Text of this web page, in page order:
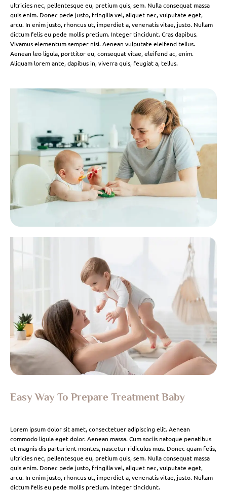
ultricies nec, pellentesque eu, pretium quis, sem. Nulla consequat massa
quis enim. Donec pede justo, fringilla vel, aliquet nec, vulputate eget,
arcu. In enim justo, rhoncus ut, imperdiet a, venenatis vitae, justo. Nullam
dictum felis eu pede mollis pretium. Integer tincidunt. Cras dapibus.
Vivamus elementum semper nisi. Aenean vulputate eleifend tellus.
Aenean leo ligula, porttitor eu, consequat vitae, eleifend ac, enim.
Aliquam lorem ante, dapibus in, viverra quis, feugiat a, tellus.
Easy Way To Prepare Treatment Baby
Lorem ipsum dolor sit amet, consectetuer adipiscing elit. Aenean
commodo ligula eget dolor. Aenean massa. Cum sociis natoque penatibus
et magnis dis parturient montes, nascetur ridiculus mus. Donec quam felis,
ultricies nec, pellentesque eu, pretium quis, sem. Nulla consequat massa
quis enim. Donec pede justo, fringilla vel, aliquet nec, vulputate eget,
arcu. In enim justo, rhoncus ut, imperdiet a, venenatis vitae, justo. Nullam
dictum felis eu pede mollis pretium. Integer tincidunt.